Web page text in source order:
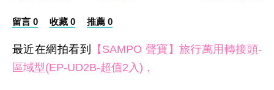
留言 0 收藏 0 推薦 0
最近在網拍看到
【SAMPO 聲寶】旅行萬用轉接頭-
區域型(EP-UD2B-超值2入)，